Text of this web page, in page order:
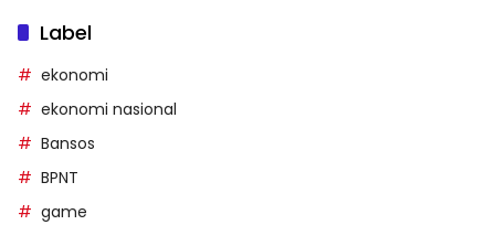
Label
ekonomi
ekonomi nasional
Bansos
BPNT
game